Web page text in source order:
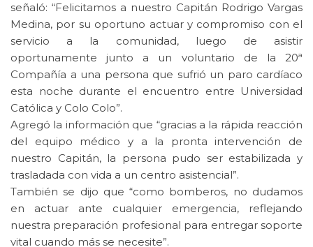
señaló: “Felicitamos a nuestro Capitán Rodrigo Vargas
Medina, por su oportuno actuar y compromiso con el
servicio a la comunidad, luego de asistir
oportunamente junto a un voluntario de la 20ª
Compañía a una persona que sufrió un paro cardíaco
esta noche durante el encuentro entre Universidad
Católica y Colo Colo”.
Agregó la información que “gracias a la rápida reacción
del equipo médico y a la pronta intervención de
nuestro Capitán, la persona pudo ser estabilizada y
trasladada con vida a un centro asistencial”.
También se dijo que “como bomberos, no dudamos
en actuar ante cualquier emergencia, reflejando
nuestra preparación profesional para entregar soporte
vital cuando más se necesite”.